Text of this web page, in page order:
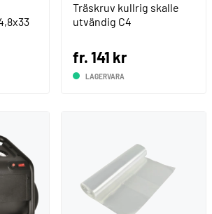
Träskruv kullrig skalle
utvändig C4
fr. 141 kr
LAGERVARA